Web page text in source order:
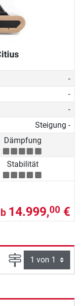
-
-
-
Steigung -
Dämpfung
Stabilität
14.999,00 €
Seite